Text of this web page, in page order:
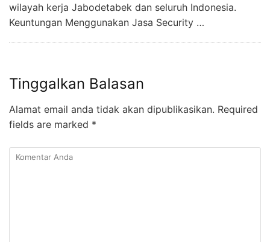
wilayah kerja Jabodetabek dan seluruh Indonesia.
Keuntungan Menggunakan Jasa Security …
Tinggalkan Balasan
Alamat email anda tidak akan dipublikasikan. Required
fields are marked *